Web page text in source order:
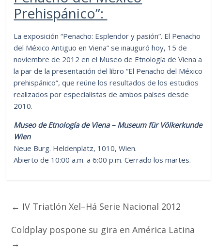
Prehispánico”:
La exposición “Penacho: Esplendor y pasión”. El Penacho
del México Antiguo en Viena” se inauguró hoy, 15 de
noviembre de 2012 en el Museo de Etnología de Viena a
la par de la presentación del libro “El Penacho del México
prehispánico”, que reúne los resultados de los estudios
realizados por especialistas de ambos países desde
2010.
Museo de Etnología de Viena – Museum für Völkerkunde
Wien
Neue Burg. Heldenplatz, 1010, Wien.
Abierto de 10:00 a.m. a 6:00 p.m. Cerrado los martes.
← IV Triatlón Xel–Há Serie Nacional 2012
Coldplay pospone su gira en América Latina
→